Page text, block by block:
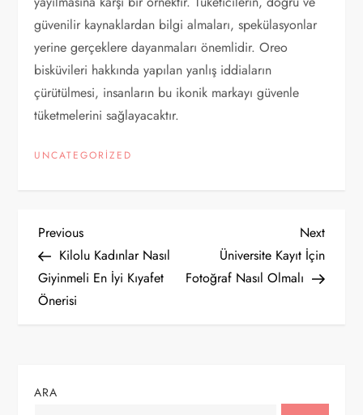
güvenilir kaynaklardan bilgi almaları, spekülasyonlar
yerine gerçeklere dayanmaları önemlidir. Oreo
bisküvileri hakkında yapılan yanlış iddiaların
çürütülmesi, insanların bu ikonik markayı güvenle
tüketmelerini sağlayacaktır.
UNCATEGORIZED
Y
a
z
g
Previous
Post
Previous
Kilolu Kadınlar Nasıl
Giyinmeli En İyi Kıyafet
Önerisi
Next
Post
Next
Üniversite Kayıt İçin
Fotoğraf Nasıl Olmalı
ARA